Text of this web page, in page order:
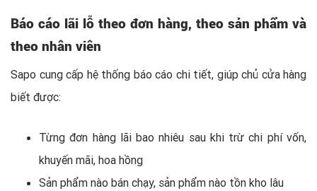
Báo cáo lãi lỗ theo đơn hàng, theo sản phẩm và
theo nhân viên
Sapo cung cấp hệ thống báo cáo chi tiết, giúp chủ cửa hàng
biết được:
Từng đơn hàng lãi bao nhiêu sau khi trừ chi phí vốn,
khuyến mãi, hoa hồng
Sản phẩm nào bán chạy, sản phẩm nào tồn kho lâu